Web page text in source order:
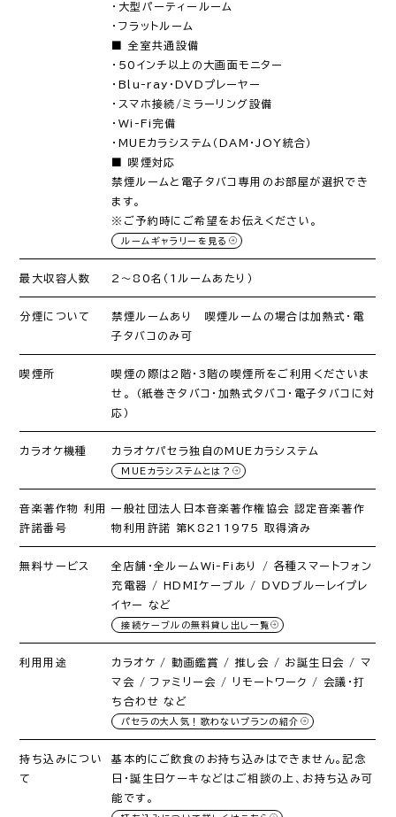
・大型パーティールーム
・フラットルーム
■ 全室共通設備
・50インチ以上の大画面モニター
・Blu-ray・DVDプレーヤー
・スマホ接続/ミラーリング設備
・Wi-Fi完備
・MUEカラシステム（DAM・JOY統合）
■ 喫煙対応
禁煙ルームと電子タバコ専用のお部屋が選択でき
ます。
※ご予約時にご希望をお伝えください。
ルームギャラリーを見る
最大収容人数 2〜80名（1ルームあたり）
分煙について
禁煙ルームあり 喫煙ルームの場合は加熱式・電
子タバコのみ可
喫煙所
喫煙の際は2階・3階の喫煙所をご利用くださいま
せ。 （紙巻きタバコ・加熱式タバコ・電子タバコに対
応）
カラオケ機種 カラオケパセラ独自のMUEカラシステム
MUEカラシステムとは？
音楽著作物 利用
許諾番号
一般社団法人日本音楽著作権協会 認定音楽著作
物利用許諾 第K8211975 取得済み
無料サービス
全店舗・全ルームWi-Fiあり / 各種スマートフォン
充電器 / HDMIケーブル / DVDブルーレイプレ
イヤー など
接続ケーブルの無料貸し出し一覧
利用用途
カラオケ / 動画鑑賞 / 推し会 / お誕生日会 / マ
マ会 / ファミリー会 / リモートワーク / 会議・打
ち合わせ など
パセラの大人気！歌わないプランの紹介
持ち込みについ
て
基本的にご飲食のお持ち込みはできません。記念
日・誕生日ケーキなどはご相談の上、お持ち込み可
能です。